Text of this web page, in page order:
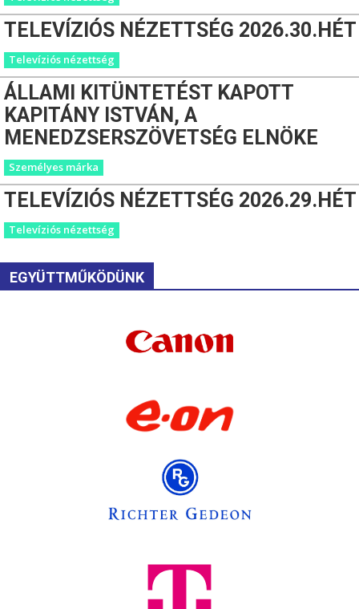
TELEVÍZIÓS NÉZETTSÉG 2026.30.HÉT
Televíziós nézettség
ÁLLAMI KITÜNTETÉST KAPOTT
KAPITÁNY ISTVÁN, A
MENEDZSERSZÖVETSÉG ELNÖKE
Személyes márka
TELEVÍZIÓS NÉZETTSÉG 2026.29.HÉT
Televíziós nézettség
EGYÜTTMŰKÖDÜNK